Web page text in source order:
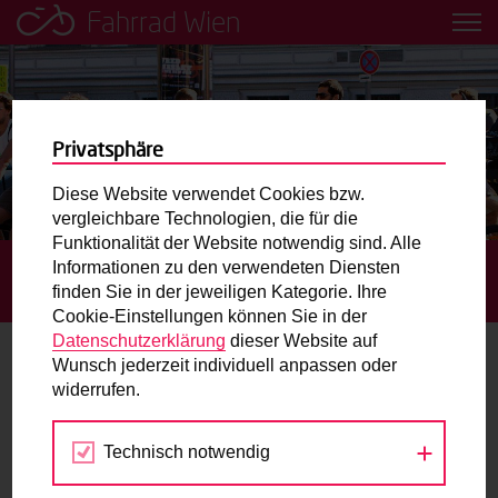
Fahrrad Wien
Leih dir einfach ein Transportfahrrad in deiner Nähe aus!
Mobilitätsbildung für Kinder und
Jugendliche
Radweg-Projektkarte
Routenplaner
Mit dem Fahrrad in Wien unterwegs? Hier finden Sie die
beste Route.
Wunschbox
Sie haben ein Anliegen zum Radverkehr? Schreiben Sie
STARTSEITE BLOG
WIENERINNEN UND WIENER
NUTZTEN DAS FAHRRAD ALS U4-ERSATZ
Wienerinnen und Wiener nutzten das
Fahrrad als U4-Ersatz
Privatsphäre
Diese Website verwendet Cookies bzw.
vergleichbare Technologien, die für die
Funktionalität der Website notwendig sind. Alle
Informationen zu den verwendeten Diensten
finden Sie in der jeweiligen Kategorie. Ihre
Cookie-Einstellungen können Sie in der
Datenschutzerklärung dieser Website auf
Wunsch jederzeit individuell anpassen oder
widerrufen.
Technisch notwendig